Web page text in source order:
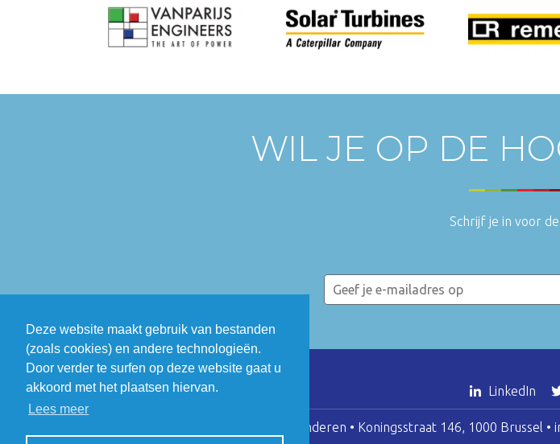
Deze website maakt gebruik van bestanden
(zoals cookies) en andere technologieën.
Door verder te surfen op deze website gaat u
akkoord met het plaatsen hiervan.
Lees meer
WIL JE OP DE
Schrijf je in voor
LinkedIn
COGEN Vlaanderen • Koningsstraat 146, 1000 Brussel •